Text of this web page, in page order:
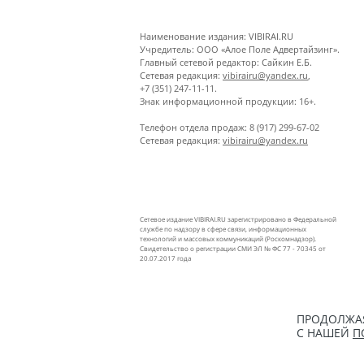
Наименование издания: VIBIRAI.RU
Учредитель: ООО «Алое Поле Адвертайзинг».
Главный сетевой редактор: Сайкин Е.Б.
Сетевая редакция: vibirairu@yandex.ru
+7 (351) 247-11-11.
Знак информационной продукции: 16+.
Телефон отдела продаж: 8 (917) 299-67-02
Сетевая редакция: vibirairu@yandex.ru
Сетевое издание VIBIRAI.RU зарегистрировано в Федеральной
службе по надзору в сфере связи, информационных
технологий и массовых коммуникаций (Роскомнадзор).
Свидетельство о регистрации СМИ ЭЛ № ФС 77 - 70345 от
20.07.2017 года
С НАШЕЙ